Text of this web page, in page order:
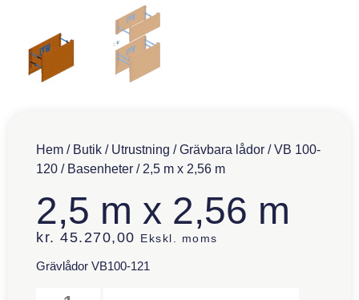
Hem / Butik / Utrustning /Grävbara lådor /VB 100-
120 / Basenheter / 2,5 m x 2,56 m
2,5 m x 2,56 m
kr. 45.270,00 Ekskl. moms
Grävlådor VB100-121